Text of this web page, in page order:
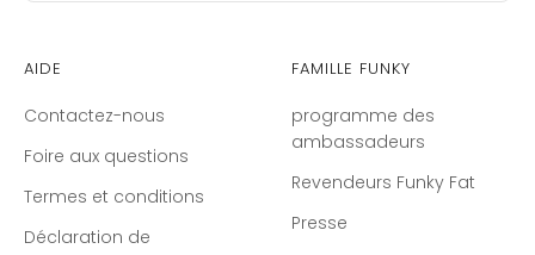
Aide
Contactez-nous
Foire aux questions
Termes et conditions
Déclaration de
Famille Funky
programme des
ambassadeurs
Revendeurs Funky Fat
Presse